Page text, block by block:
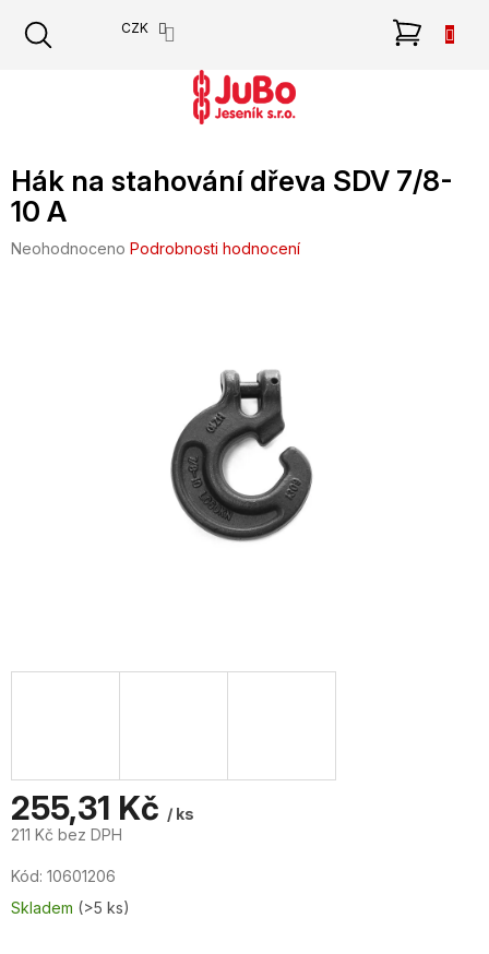
obsah
CZK
Hák na stahování dřeva SDV 7/8-
10 A
Průměrné
Neohodnoceno Podrobnosti hodnocení
255,31 Kč / ks
211 Kč bez DPH
cena:
Kód: 10601206
Skladem (>5 ks)